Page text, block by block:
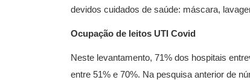
devidos cuidados de saúde: máscara,
Ocupação de leitos UTI Covid
Neste levantamento, 71% dos hospitais
entre 51% e 70%. Na pesquisa anterior de